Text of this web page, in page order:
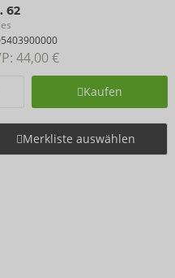
62
44,00 €
Kaufen
Merkliste auswählen